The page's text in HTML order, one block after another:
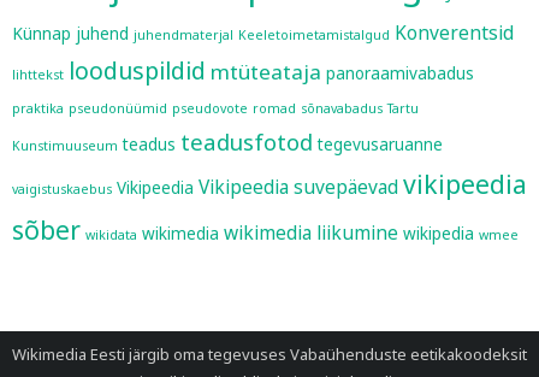
Künnap juhend juhendmaterjal Keeletoimetamistalgud Konverentsid
lihttekst looduspildid mtüteataja panoraamivabadus
praktika pseudonüümid pseudovote romad sõnavabadus Tartu
Kunstimuuseum teadus teadusfotod tegevusaruanne
vaigistuskaebus Vikipeedia Vikipeedia suvepäevadvikipeedia
sõber wikidata wikimedia wikimedia liikumine wikipedia wmee
Wikimedia Eesti järgib oma tegevuses Vabaühenduste eetikakoodeksit